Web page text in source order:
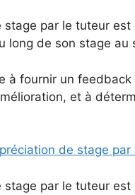
stage par le tuteur
long de son stage au
à fournir un
et à
de stage par
stage par le tuteur